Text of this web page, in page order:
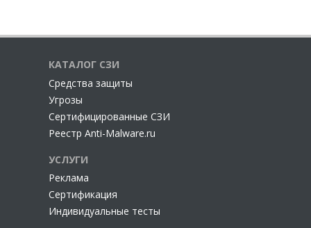
КАТАЛОГ СЗИ
Cредства защиты
Угрозы
Сертифицированные СЗИ
Реестр Anti-Malware.ru
УСЛУГИ
Реклама
Сертификация
Индивидуальные тесты